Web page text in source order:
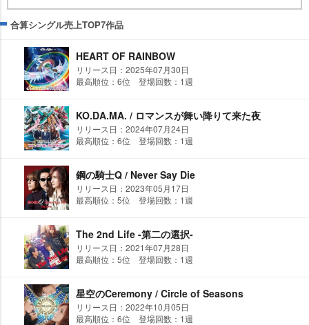
合算シングル売上TOP7作品
HEART OF RAINBOW
リリース日：2025年07月30日
最高順位：6位 登場回数：1週
KO.DA.MA. / ロマンスが舞い降りて来た夜
リリース日：2024年07月24日
最高順位：6位 登場回数：1週
鋼の騎士Q / Never Say Die
リリース日：2023年05月17日
最高順位：5位 登場回数：1週
The 2nd Life -第二の選択-
リリース日：2021年07月28日
最高順位：5位 登場回数：1週
星空のCeremony / Circle of Seasons
リリース日：2022年10月05日
最高順位：6位 登場回数：1週